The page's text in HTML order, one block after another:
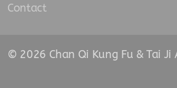
Contact
© 2026 Chan Qi Kung Fu & Tai Ji